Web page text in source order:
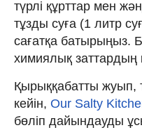
түрлі құрттар мен
тұзды суға (1 литр
сағатқа батырыңыз.
химиялық
Қырыққабатты жуып,
кейін, Our Salty
бөліп дайындауды